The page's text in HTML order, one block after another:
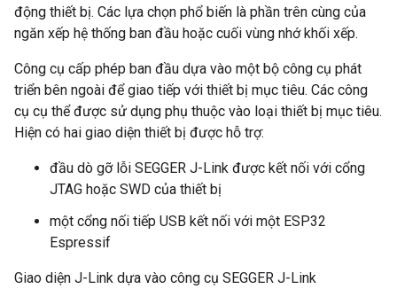
động thiết bị. Các lựa chọn phổ biến là phần trên cùng của
ngăn xếp hệ thống ban đầu hoặc cuối vùng nhớ khối xếp.
Công cụ cấp phép ban đầu dựa vào một bộ công cụ phát
triển bên ngoài để giao tiếp với thiết bị mục tiêu. Các công
cụ cụ thể được sử dụng phụ thuộc vào loại thiết bị mục tiêu.
Hiện có hai giao diện thiết bị được hỗ trợ:
đầu dò gỡ lỗi SEGGER J-Link được kết nối với cổng
JTAG hoặc SWD của thiết bị
một cổng nối tiếp USB kết nối với một ESP32
Espressif
Giao diện J-Link dựa vào công cụ SEGGER J-Link